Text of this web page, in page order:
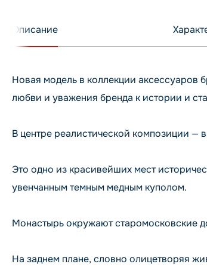
Описание
Новая модель в коллекции аксессуаров
любви и уважения бренда к истории и
В центре реалистической композиции —
Это одно из красивейших мест
увенчанным темным медным куполом.
Монастырь окружают старомосковские
На заднем плане, словно олицетворяя